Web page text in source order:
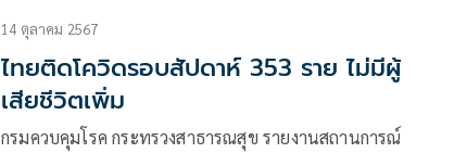
14 ตุลาคม 2567
ไทยติดโควิดรอบสัปดาห์ 353 ราย ไม่มีผู้
เสียชีวิตเพิ่ม
กรมควบคุมโรค กระทรวงสาธารณสุข รายงานสถานการณ์